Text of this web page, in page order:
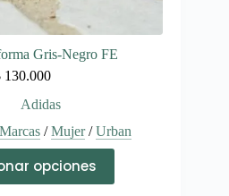
Gris-Negro FE
130.000
Adidas
Marcas/Mujer/Urban
opciones
producto
tiene